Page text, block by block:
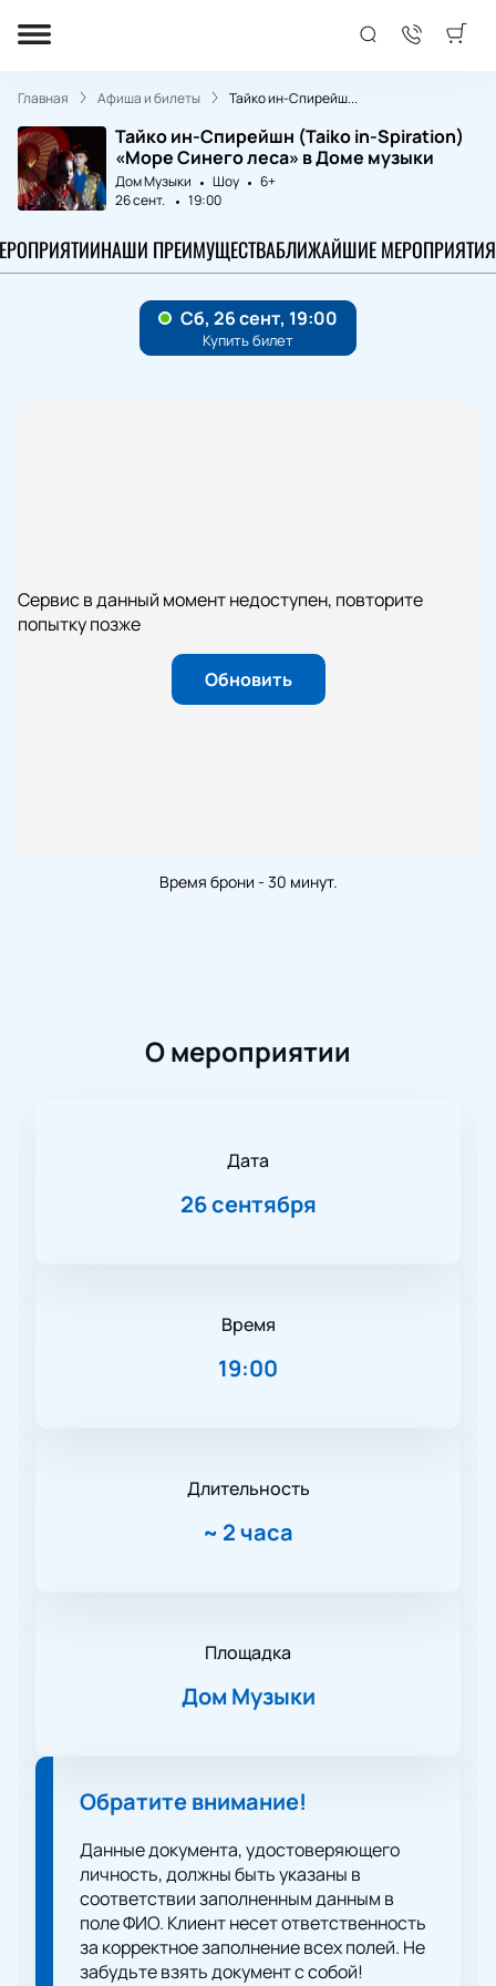
Главная Афиша и билеты Тайко ин-Спирейш...
Тайко ин-Спирейшн (Taiko in-Spiration)
«Море Синего леса» в Доме музыки
Дом Музыки Шоу
6+
26 сент.
19:00
НАШИ ПРЕИМУЩЕСТВАБЛИЖАЙШИЕ МЕРОПРИЯТИЯ
Сервис в данный момент недоступен, повторите
попытку позже
Обновить
Время брони - 30 минут.
О мероприятии
Дата
26 сентября
Время
19:00
Длительность
~ 2 часа
Площадка
Дом Музыки
Обратите внимание!
Данные документа, удостоверяющего
личность, должны быть указаны в
соответствии заполненным данным в
поле ФИО. Клиент несет ответственность
за корректное заполнение всех полей. Не
забудьте взять документ с собой!